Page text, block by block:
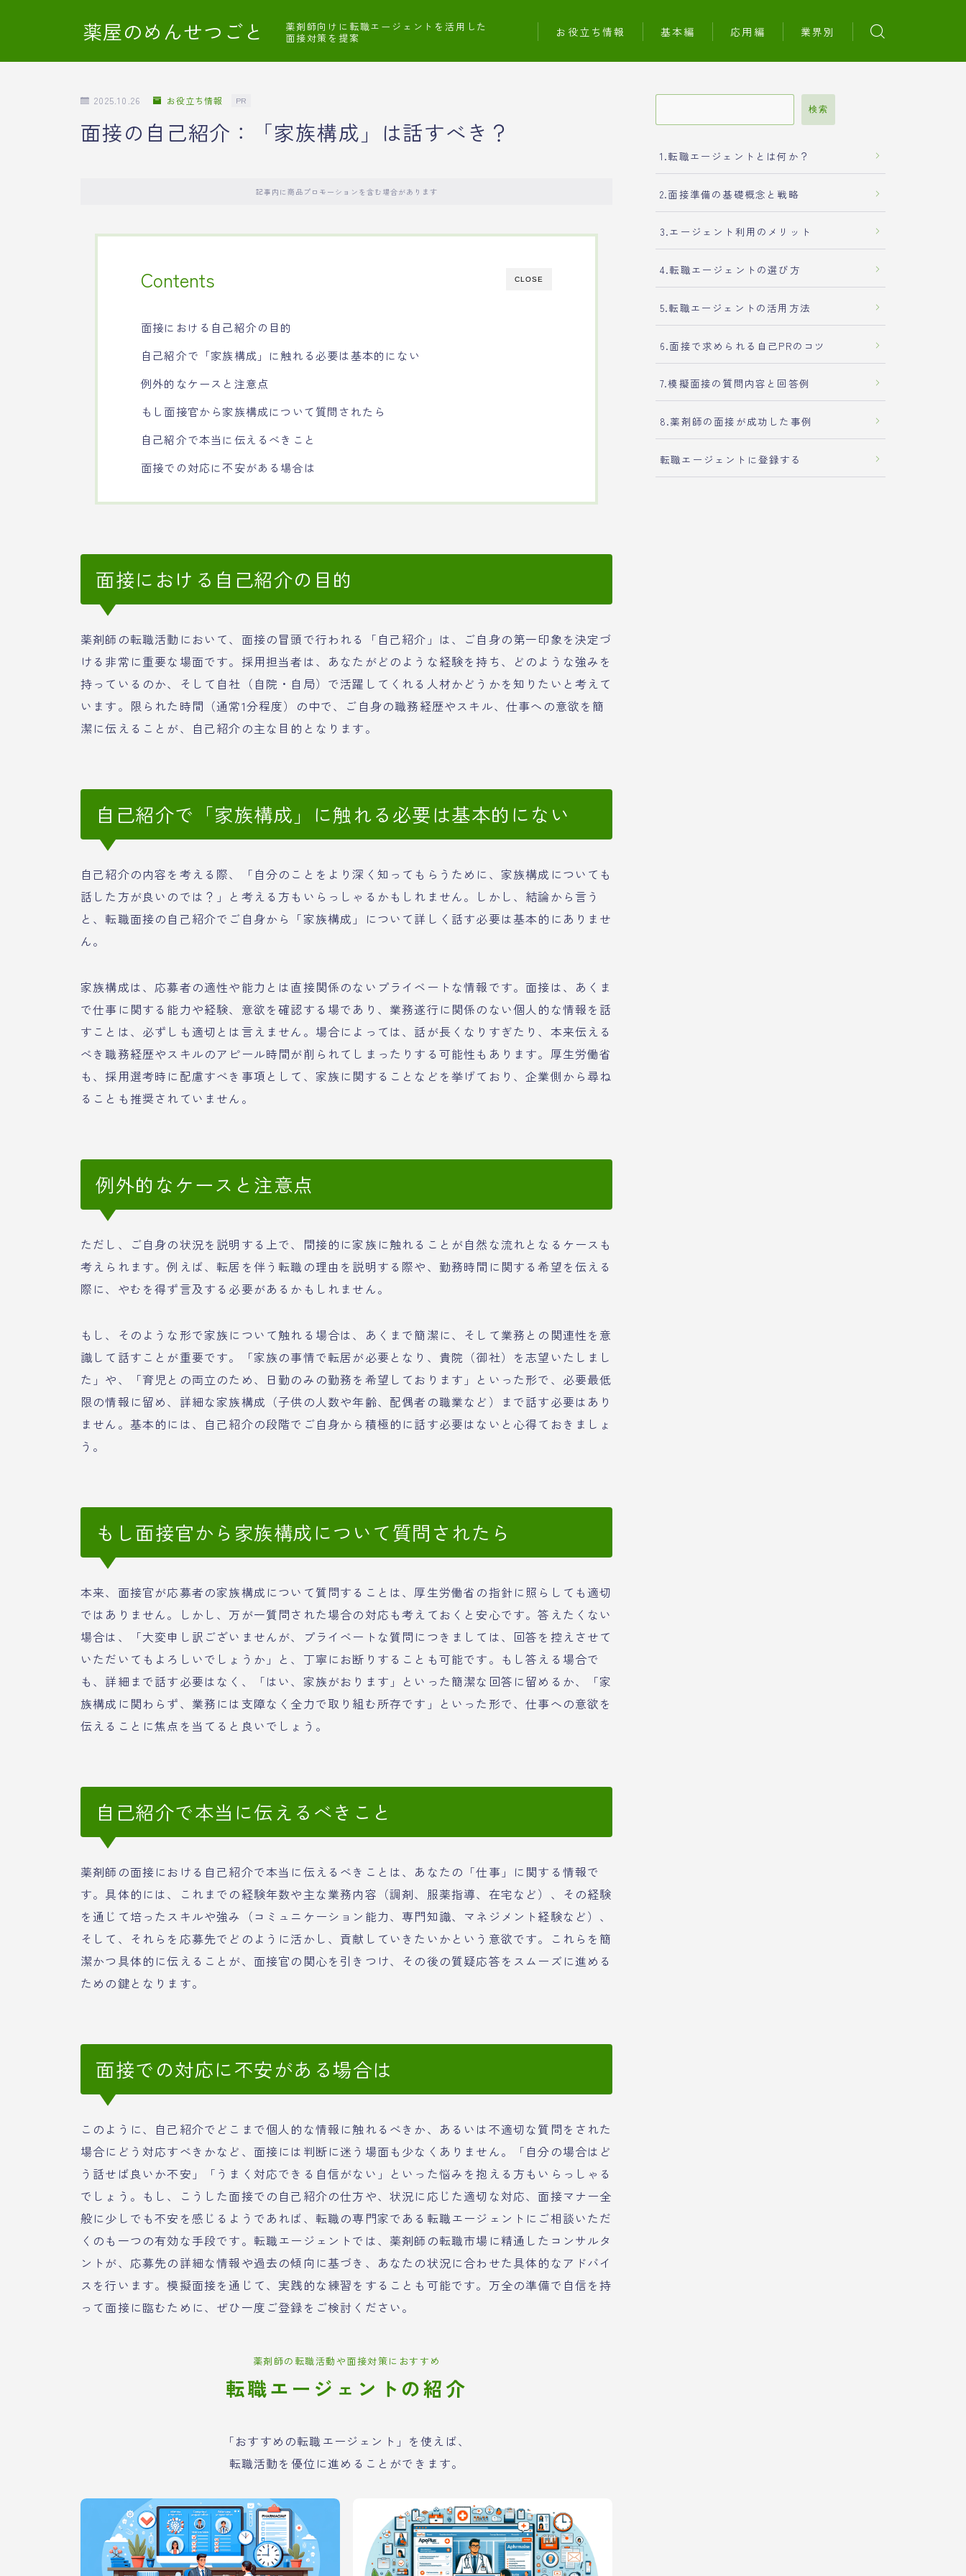
薬屋のめんせつごと
薬剤師向けに転職エージェントを活用した
面接対策を提案
お役立ち情報 基本編 応用編 業界別
2025.10.26 お役立ち情報 PR
面接の自己紹介：「家族構成」は話すべき？
記事内に商品プロモーションを含む場合があります
CLOSE
Contents
面接における自己紹介の目的
自己紹介で「家族構成」に触れる必要は基本的にない
例外的なケースと注意点
もし面接官から家族構成について質問されたら
自己紹介で本当に伝えるべきこと
面接での対応に不安がある場合は
面接における自己紹介の目的
薬剤師の転職活動において、面接の冒頭で行われる「自己紹介」は、ご自身の第一印象を決定づ
ける非常に重要な場面です。採用担当者は、あなたがどのような経験を持ち、どのような強みを
持っているのか、そして自社（自院・自局）で活躍してくれる人材かどうかを知りたいと考えて
います。限られた時間（通常1分程度）の中で、ご自身の職務経歴やスキル、仕事への意欲を簡
潔に伝えることが、自己紹介の主な目的となります。
自己紹介で「家族構成」に触れる必要は基本的にない
自己紹介の内容を考える際、「自分のことをより深く知ってもらうために、家族構成についても
話した方が良いのでは？」と考える方もいらっしゃるかもしれません。しかし、結論から言う
と、転職面接の自己紹介でご自身から「家族構成」について詳しく話す必要は基本的にありませ
ん。
家族構成は、応募者の適性や能力とは直接関係のないプライベートな情報です。面接は、あくま
で仕事に関する能力や経験、意欲を確認する場であり、業務遂行に関係のない個人的な情報を話
すことは、必ずしも適切とは言えません。場合によっては、話が長くなりすぎたり、本来伝える
べき職務経歴やスキルのアピール時間が削られてしまったりする可能性もあります。厚生労働省
も、採用選考時に配慮すべき事項として、家族に関することなどを挙げており、企業側から尋ね
ることも推奨されていません。
例外的なケースと注意点
ただし、ご自身の状況を説明する上で、間接的に家族に触れることが自然な流れとなるケースも
考えられます。例えば、転居を伴う転職の理由を説明する際や、勤務時間に関する希望を伝える
際に、やむを得ず言及する必要があるかもしれません。
もし、そのような形で家族について触れる場合は、あくまで簡潔に、そして業務との関連性を意
識して話すことが重要です。「家族の事情で転居が必要となり、貴院（御社）を志望いたしまし
た」や、「育児との両立のため、日勤のみの勤務を希望しております」といった形で、必要最低
限の情報に留め、詳細な家族構成（子供の人数や年齢、配偶者の職業など）まで話す必要はあり
ません。基本的には、自己紹介の段階でご自身から積極的に話す必要はないと心得ておきましょ
う。
もし面接官から家族構成について質問されたら
本来、面接官が応募者の家族構成について質問することは、厚生労働省の指針に照らしても適切
ではありません。しかし、万が一質問された場合の対応も考えておくと安心です。答えたくない
場合は、「大変申し訳ございませんが、プライベートな質問につきましては、回答を控えさせて
いただいてもよろしいでしょうか」と、丁寧にお断りすることも可能です。もし答える場合で
も、詳細まで話す必要はなく、「はい、家族がおります」といった簡潔な回答に留めるか、「家
族構成に関わらず、業務には支障なく全力で取り組む所存です」といった形で、仕事への意欲を
伝えることに焦点を当てると良いでしょう。
自己紹介で本当に伝えるべきこと
薬剤師の面接における自己紹介で本当に伝えるべきことは、あなたの「仕事」に関する情報で
す。具体的には、これまでの経験年数や主な業務内容（調剤、服薬指導、在宅など）、その経験
を通じて培ったスキルや強み（コミュニケーション能力、専門知識、マネジメント経験など）、
そして、それらを応募先でどのように活かし、貢献していきたいかという意欲です。これらを簡
潔かつ具体的に伝えることが、面接官の関心を引きつけ、その後の質疑応答をスムーズに進める
ための鍵となります。
面接での対応に不安がある場合は
このように、自己紹介でどこまで個人的な情報に触れるべきか、あるいは不適切な質問をされた
場合にどう対応すべきかなど、面接には判断に迷う場面も少なくありません。「自分の場合はど
う話せば良いか不安」「うまく対応できる自信がない」といった悩みを抱える方もいらっしゃる
でしょう。もし、こうした面接での自己紹介の仕方や、状況に応じた適切な対応、面接マナー全
般に少しでも不安を感じるようであれば、転職の専門家である転職エージェントにご相談いただ
くのも一つの有効な手段です。転職エージェントでは、薬剤師の転職市場に精通したコンサルタ
ントが、応募先の詳細な情報や過去の傾向に基づき、あなたの状況に合わせた具体的なアドバイ
スを行います。模擬面接を通じて、実践的な練習をすることも可能です。万全の準備で自信を持
って面接に臨むために、ぜひ一度ご登録をご検討ください。
薬剤師の転職活動や面接対策におすすめ
転職エージェントの紹介
「おすすめの転職エージェント」を使えば、
転職活動を優位に進めることができます。
検索
1.転職エージェントとは何か？
2.面接準備の基礎概念と戦略
3.エージェント利用のメリット
4.転職エージェントの選び方
5.転職エージェントの活用方法
6.面接で求められる自己PRのコツ
7.模擬面接の質問内容と回答例
8.薬剤師の面接が成功した事例
転職エージェントに登録する